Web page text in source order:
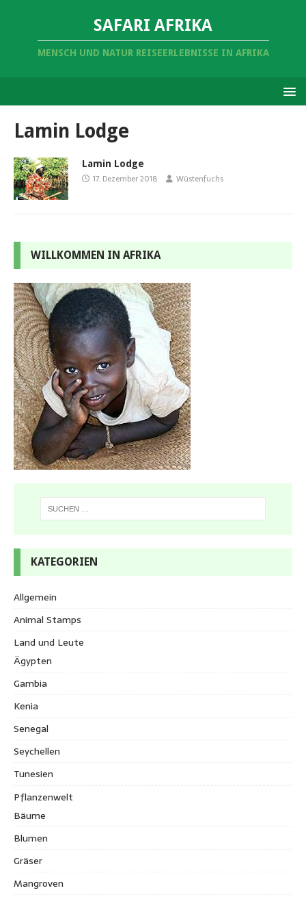
SAFARI AFRIKA
MENSCH UND NATUR REISEERLEBNISSE IN AFRIKA
Lamin Lodge
Lamin Lodge
17. Dezember 2018 Wüstenfuchs
WILLKOMMEN IN AFRIKA
KATEGORIEN
Allgemein
Animal Stamps
Land und Leute
Ägypten
Gambia
Kenia
Senegal
Seychellen
Tunesien
Pflanzenwelt
Bäume
Blumen
Gräser
Mangroven